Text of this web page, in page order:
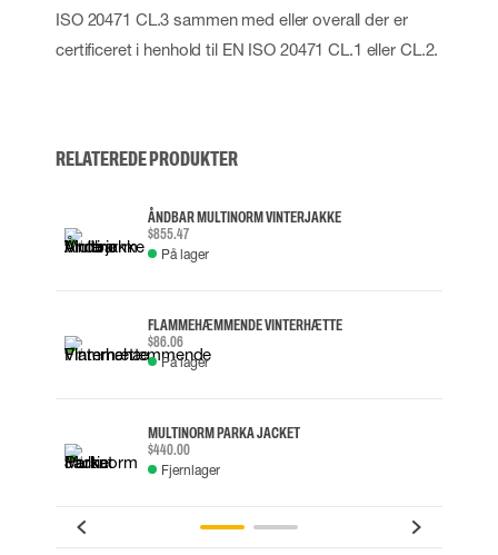
ISO 20471 CL.3 sammen med eller overall der er
certificeret i henhold til EN ISO 20471 CL.1 eller CL.2.
RELATEREDE PRODUKTER
ÅNDBAR MULTINORM VINTERJAKKE
$855.47
På lager
FLAMMEHÆMMENDE VINTERHÆTTE
$86.06
På lager
MULTINORM PARKA JACKET
$440.00
Fjernlager